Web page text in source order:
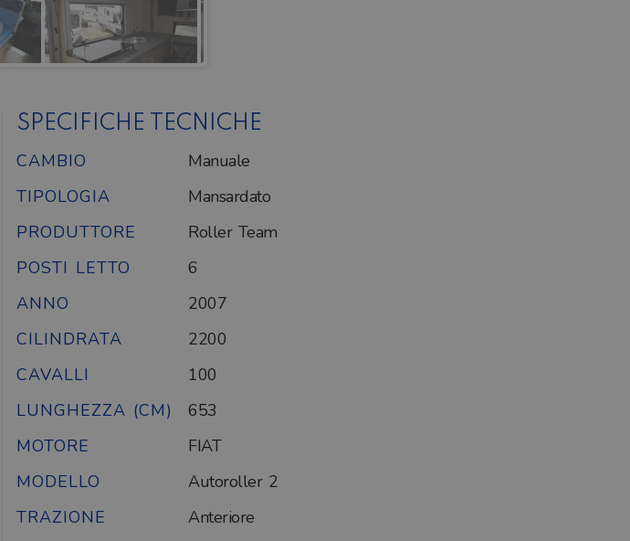
SPECIFICHE TECNICHE
CAMBIO
Manuale
TIPOLOGIA
Mansardato
PRODUTTORE
Roller Team
POSTI LETTO
6
ANNO
2007
CILINDRATA
2200
CAVALLI
100
LUNGHEZZA (CM)
653
MOTORE
FIAT
MODELLO
Autoroller 2
TRAZIONE
Anteriore